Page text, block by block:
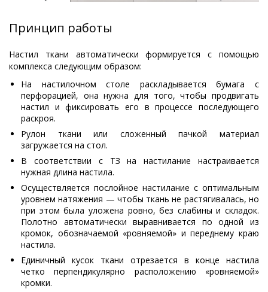
Принцип работы
Настил ткани автоматически формируется с помощью
комплекса следующим образом:
На настилочном столе раскладывается бумага с
перфорацией, она нужна для того, чтобы продвигать
настил и фиксировать его в процессе последующего
раскроя.
Рулон ткани или сложенный пачкой материал
загружается на стол.
В соответствии с ТЗ на настилание настраивается
нужная длина настила.
Осуществляется послойное настилание с оптимальным
уровнем натяжения — чтобы ткань не растягивалась, но
при этом была уложена ровно, без слабины и складок.
Полотно автоматически выравнивается по одной из
кромок, обозначаемой «ровняемой» и переднему краю
настила.
Единичный кусок ткани отрезается в конце настила
четко перпендикулярно расположению «ровняемой»
кромки.